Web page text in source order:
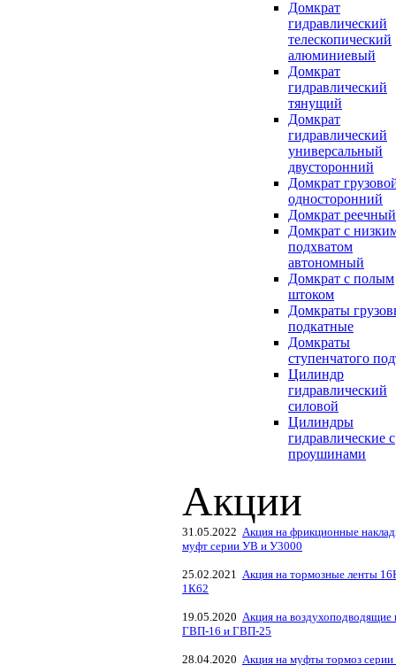
Домкрат
гидравлический
телескопический
алюминиевый
Домкрат
гидравлический
тянущий
Домкрат
гидравлический
универсальный
двусторонний
Домкрат
односторонний
Домкрат
Домкрат с
подхватом
автономный
Домкрат с полым
штоком
Домкраты
подкатные
Домкраты
ступенчатого
Цилиндр
гидравлический
силовой
Цилиндры
гидравлические с
проушинами
Акции
31.05.2022 Акция на фрикционные
муфт серии УВ и У3000
25.02.2021 Акция на тормозные ленты
1К62
19.05.2020 Акция на воздухоподводящие
ГВП-16 и ГВП-25
28.04.2020 Акция на муфты тормоз